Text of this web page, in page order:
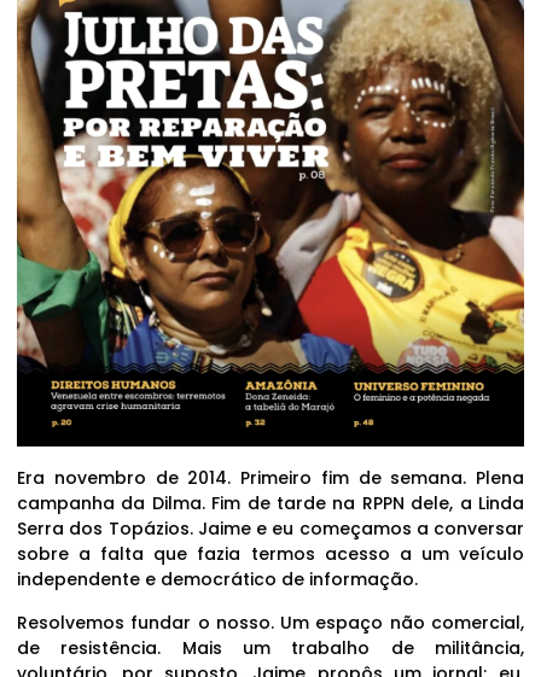
Era novembro de 2014. Primeiro fim de semana. Plena
campanha da Dilma. Fim de tarde na RPPN dele, a Linda
Serra dos Topázios. Jaime e eu começamos a conversar
sobre a falta que fazia termos acesso a um veículo
independente e democrático de informação.
Resolvemos fundar o nosso. Um espaço não comercial,
de resistência. Mais um trabalho de militância,